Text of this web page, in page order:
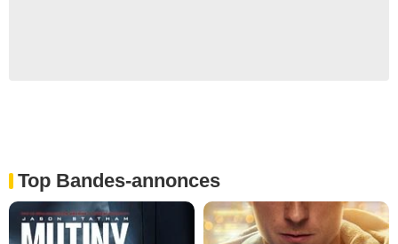
Top Bandes-annonces